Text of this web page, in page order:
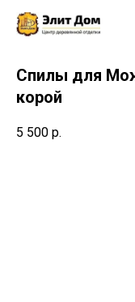
Спилы для
корой
5 500 р.